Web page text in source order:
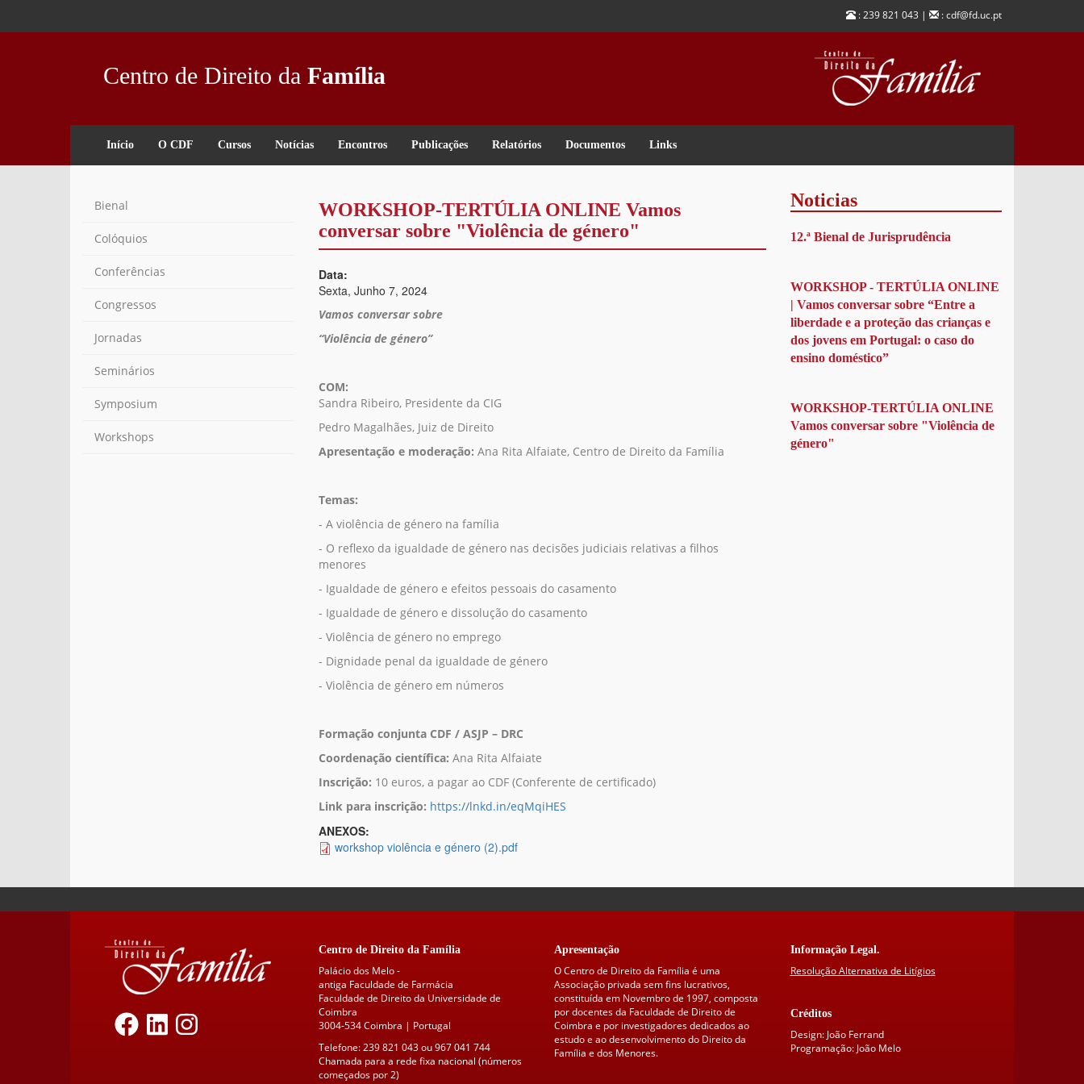
: 239 821 043 | : cdf@fd.uc.pt
Centro de Direito da Família
Início O CDF Cursos Notícias Encontros Publicações Relatórios Documentos Links
Bienal
Colóquios
Conferências
Congressos
Jornadas
Seminários
Symposium
Workshops
WORKSHOP-TERTÚLIA ONLINE Vamos
conversar sobre "Violência de género"
Data:
Sexta, Junho 7, 2024
Vamos conversar sobre
“Violência de género”
COM:
Sandra Ribeiro, Presidente da CIG
Pedro Magalhães, Juiz de Direito
Apresentação e moderação: Ana Rita Alfaiate, Centro de Direito da Família
Temas:
- A violência de género na família
- O reflexo da igualdade de género nas decisões judiciais relativas a filhos
menores
- Igualdade de género e efeitos pessoais do casamento
- Igualdade de género e dissolução do casamento
- Violência de género no emprego
- Dignidade penal da igualdade de género
- Violência de género em números
Formação conjunta CDF / ASJP – DRC
Coordenação científica: Ana Rita Alfaiate
Inscrição: 10 euros, a pagar ao CDF (Conferente de certificado)
Link para inscrição: https://lnkd.in/eqMqiHES
ANEXOS:
workshop violência e género (2).pdf
Noticias
12.ª Bienal de Jurisprudência
WORKSHOP - TERTÚLIA ONLINE
| Vamos conversar sobre “Entre a
liberdade e a proteção das crianças e
dos jovens em Portugal: o caso do
ensino doméstico”
WORKSHOP-TERTÚLIA ONLINE
Vamos conversar sobre "Violência de
género"
Centro de Direito da Família
Palácio dos Melo -
antiga Faculdade de Farmácia
Faculdade de Direito da Universidade de
Coimbra
3004-534 Coimbra | Portugal
Telefone: 239 821 043 ou 967 041 744
Chamada para a rede fixa nacional (números
começados por 2)
Apresentação
O Centro de Direito da Família é uma
Associação privada sem fins lucrativos,
constituída em Novembro de 1997, composta
por docentes da Faculdade de Direito de
Coimbra e por investigadores dedicados ao
estudo e ao desenvolvimento do Direito da
Família e dos Menores.
Informação Legal.
Resolução Alternativa de Litígios
Créditos
Design: João Ferrand
Programação: João Melo